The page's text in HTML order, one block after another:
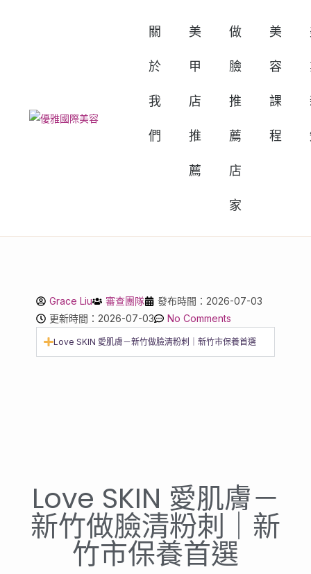
關
於
我
們
美
甲
店
推
薦
做
臉
推
薦
店
家
美
容
課
程
Grace Liu 審查團隊
發布時間：2026-07-03
更新時間：2026-07-03
No Comments
Love SKIN 愛肌膚－新竹做臉清粉刺｜新竹市保養首選
Love SKIN 愛肌膚－
新竹做臉清粉刺｜新
竹市保養首選